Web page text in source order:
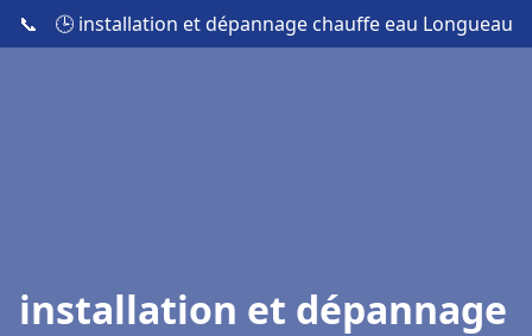
📞 🕒 installation et dépannage chauffe eau Longueau
installation et dépannage